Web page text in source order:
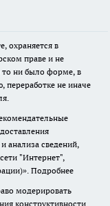
охраняется в
праве и не
то ни было форме, в
переработке не иначе
анализа сведений,
"Интернет",
Подробнее
модерировать
конструктивности